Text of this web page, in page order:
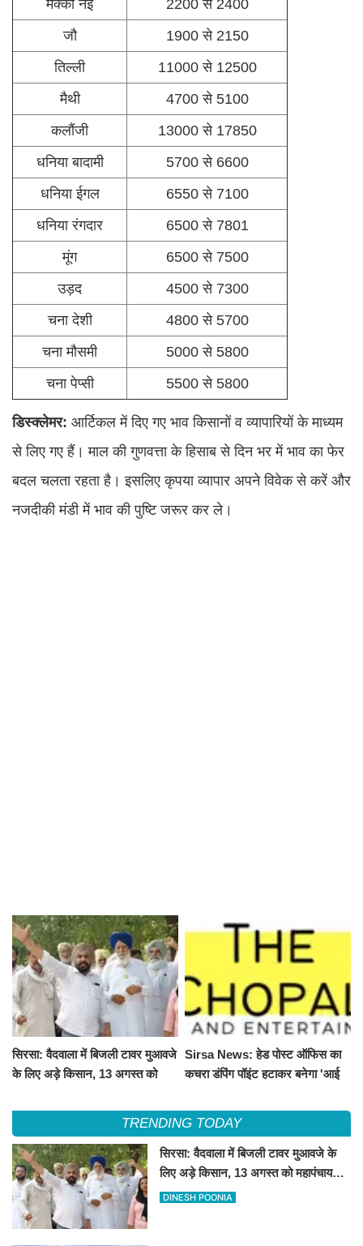
मक्का नई
2200 से 2400
जौ
1900 से 2150
तिल्ली
11000 से 12500
मैथी
4700 से 5100
कलौंजी
13000 से 17850
धनिया बादामी
5700 से 6600
धनिया ईगल
6550 से 7100
धनिया रंगदार
6500 से 7801
मूंग
6500 से 7500
उड़द
4500 से 7300
चना देशी
4800 से 5700
चना मौसमी
5000 से 5800
चना पेप्सी
5500 से 5800
डिस्क्लेमर: आर्टिकल में दिए गए भाव किसानों व व्यापारियों के माध्यम
से लिए गए हैं। माल की गुणवत्ता के हिसाब से दिन भर में भाव का फेर
बदल चलता रहता है। इसलिए कृपया व्यापार अपने विवेक से करें और
नजदीकी मंडी में भाव की पुष्टि जरूर कर ले।
सिरसा: वैदवाला में बिजली टावर मुआवजे
के लिए अड़े किसान, 13 अगस्त को
Sirsa News: हेड पोस्ट ऑफिस का
कचरा डंपिंग पॉइंट हटाकर बनेगा 'आई
TRENDING TODAY
सिरसा: वैदवाला में बिजली टावर मुआवजे के
लिए अड़े किसान, 13 अगस्त को महापंचायत
का ऐलान
DINESH POONIA